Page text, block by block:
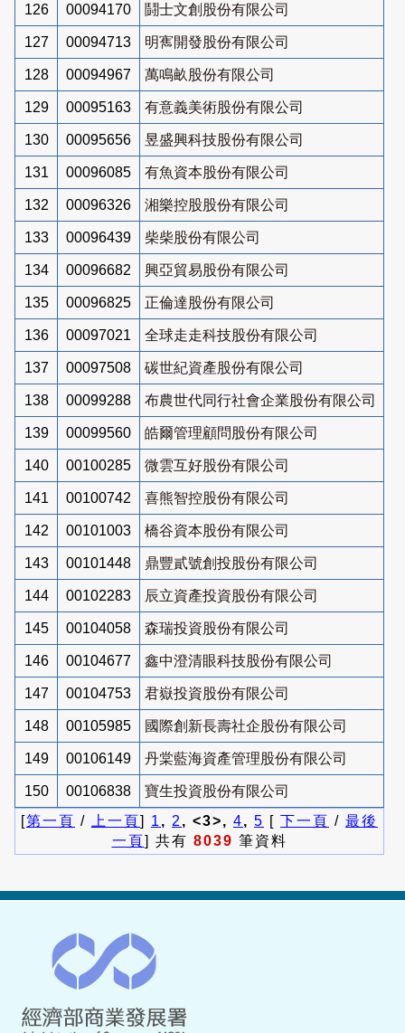
126 00094170 鬪士文創股份有限公司
127 00094713 明寯開發股份有限公司
128 00094967 萬鳴畝股份有限公司
129 00095163 有意義美術股份有限公司
130 00095656 昱盛興科技股份有限公司
131 00096085 有魚資本股份有限公司
132 00096326 湘樂控股股份有限公司
133 00096439 柴柴股份有限公司
134 00096682 興亞貿易股份有限公司
135 00096825 正倫達股份有限公司
136 00097021 全球走走科技股份有限公司
137 00097508 碳世紀資產股份有限公司
138 00099288 布農世代同行社會企業股份有限公司
139 00099560 皓爾管理顧問股份有限公司
140 00100285 微雲互好股份有限公司
141 00100742 喜熊智控股份有限公司
142 00101003 橋谷資本股份有限公司
143 00101448 鼎豐貳號創投股份有限公司
144 00102283 辰立資產投資股份有限公司
145 00104058 森瑞投資股份有限公司
146 00104677 鑫中澄清眼科技股份有限公司
147 00104753 君嶽投資股份有限公司
148 00105985 國際創新長壽社企股份有限公司
149 00106149 丹棠藍海資產管理股份有限公司
150 00106838
寶生投資股份有限公司
[第一頁 / 上一頁] 1 , 2 , <3>, 4, 5 [ 下一頁 / 最後
一頁] 共有 8039 筆資料